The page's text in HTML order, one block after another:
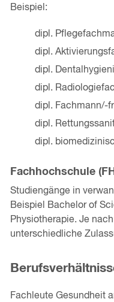
Beispiel:
dipl.
dipl.
dipl.
dipl.
dipl. Fachmann/-
dipl.
dipl.
Fachhochschule
Studiengänge in
Beispiel Bachelor of
Physiotherapie. Je
unterschiedliche
Fachleute Gesundheit